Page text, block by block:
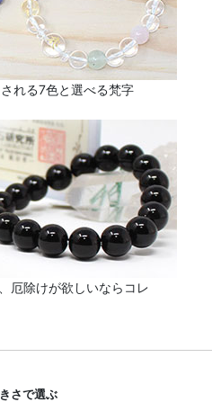
れる7色と選べる梵字
厄除けが欲しいならコレ
さで選ぶ